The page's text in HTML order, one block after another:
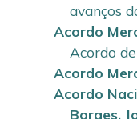
avanços
Acordo
Acordo
Acordo
Acordo
Borges,